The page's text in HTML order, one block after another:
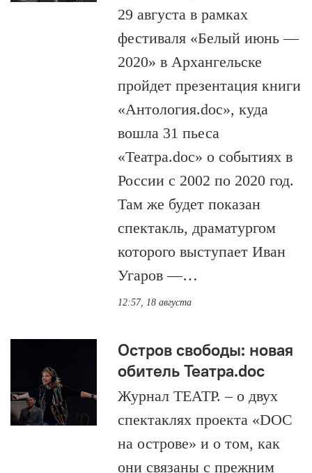
29 августа в рамках
фестиваля «Белый июнь —
2020» в Архангельске
пройдет презентация книги
«Антология.doc», куда
вошла 31 пьеса
«Театра.doc» о событиях в
России с 2002 по 2020 год.
Там же будет показан
спектакль, драматургом
которого выступает Иван
Угаров —…
12:57, 18 августа
Остров свободы: новая
обитель Театра.doc
Журнал ТЕАТР. – о двух
спектаклях проекта «DOC
на острове» и о том, как
они связаны с прежним